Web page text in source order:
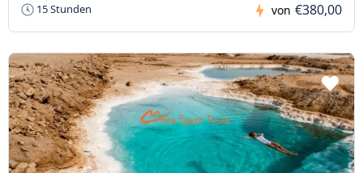
15 Stunden von €380,00